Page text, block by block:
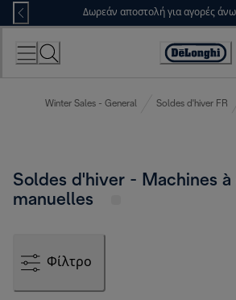
Skip
to
Content
Δωρεάν αποστολή για αγορές
Accessibility
Winter Sales - General Soldes d'hiver FR
Soldes d'hiver - Machines à
manuelles
Φίλτρο